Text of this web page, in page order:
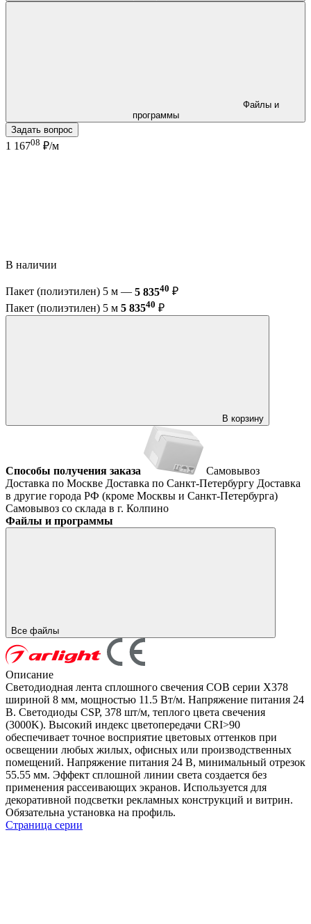
программы
Задать вопрос
1 16708 ₽/м
В наличии
Пакет (полиэтилен) 5 м — 5 83540 ₽
Пакет (полиэтилен) 5 м 5 83540 ₽
В корзину
Способы получения заказа
Самовывоз
Доставка по Москве Доставка по Санкт-Петербургу Доставка
в другие города РФ (кроме Москвы и Санкт-Петербурга)
Самовывоз со склада в г. Колпино
Файлы и программы
Все файлы
Описание
Светодиодная лента сплошного свечения COB серии X378
шириной 8 мм, мощностью 11.5 Вт/м. Напряжение питания 24
В. Светодиоды CSP, 378 шт/м, теплого цвета свечения
(3000K). Высокий индекс цветопередачи CRI>90
обеспечивает точное восприятие цветовых оттенков при
освещении любых жилых, офисных или производственных
помещений. Напряжение питания 24 В, минимальный отрезок
55.55 мм. Эффект сплошной линии света создается без
применения рассеивающих экранов. Используется для
декоративной подсветки рекламных конструкций и витрин.
Обязательна установка на профиль.
Страница серии